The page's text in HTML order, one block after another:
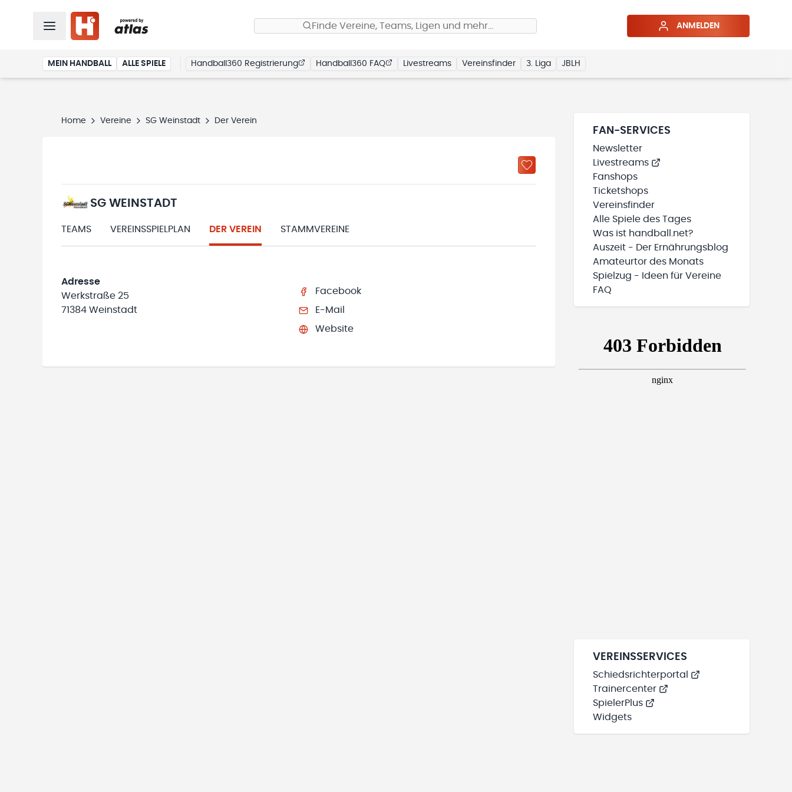
Finde Vereine, Teams, Ligen und mehr… ANMELDEN
MEIN HANDBALL ALLE SPIELE Handball360 Registrierung Handball360 FAQ Livestreams Vereinsfinder 3. Liga JBLH
Home Vereine SG Weinstadt Der Verein
SG WEINSTADT
TEAMS VEREINSSPIELPLAN DER VEREIN STAMMVEREINE
Adresse
Werkstraße 25
71384 Weinstadt
Facebook
E-Mail
Website
FAN-SERVICES
Newsletter
Livestreams
Fanshops
Ticketshops
Vereinsfinder
Alle Spiele des Tages
Was ist handball.net?
Auszeit - Der Ernährungsblog
Amateurtor des Monats
Spielzug - Ideen für Vereine
FAQ
VEREINSSERVICES
Schiedsrichterportal
Trainercenter
SpielerPlus
Widgets